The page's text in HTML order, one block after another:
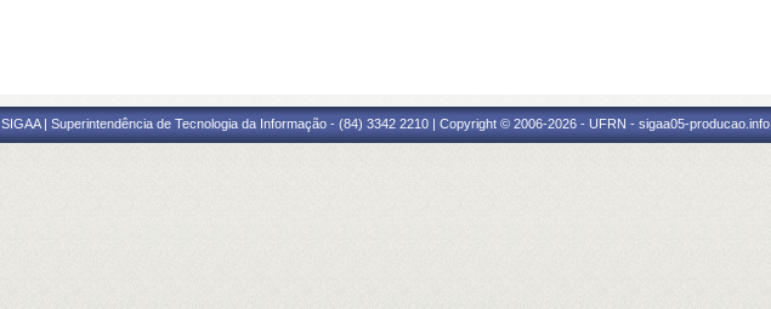
SIGAA | Superintendência de Tecnologia da Informação - (84) 3342 2210 | Copyright © 2006-2026 - UFRN - sigaa05-